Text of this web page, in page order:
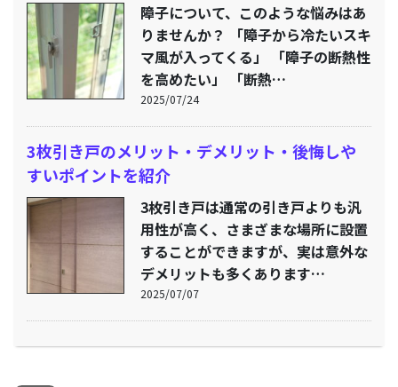
障子について、このような悩みはあ
りませんか？ 「障子から冷たいスキ
マ風が入ってくる」 「障子の断熱性
を高めたい」 「断熱…
2025/07/24
3枚引き戸のメリット・デメリット・後悔しや
すいポイントを紹介
3枚引き戸は通常の引き戸よりも汎
用性が高く、さまざまな場所に設置
することができますが、実は意外な
デメリットも多くあります…
2025/07/07